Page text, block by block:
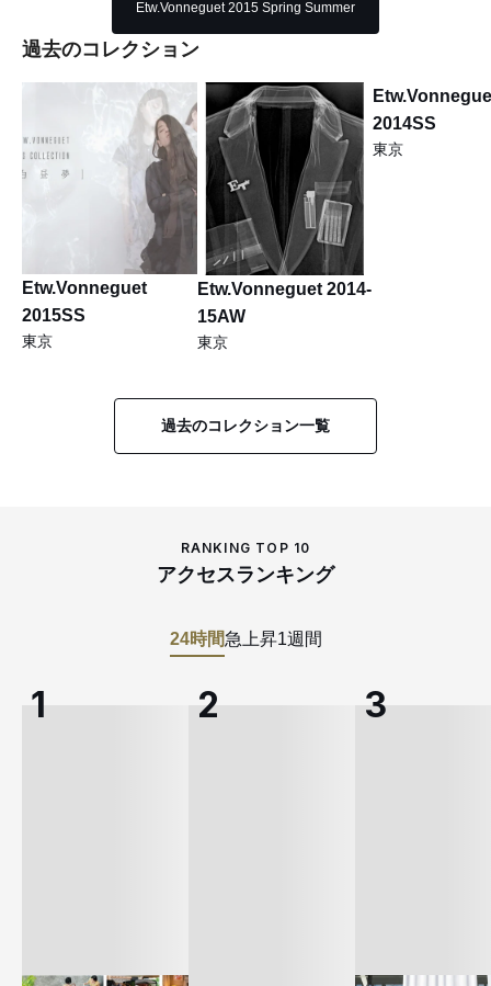
Etw.Vonneguet 2015 Spring Summer
過去のコレクション
Etw.Vonneguet
2015SS
東京
Etw.Vonneguet 2014-
15AW
東京
2014SS
東京
過去のコレクション一覧
RANKING TOP 10
アクセスランキング
24時間急上昇1週間